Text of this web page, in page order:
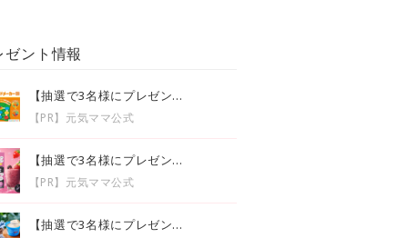
ゼント情報
【抽選で3名様にプレゼン...
【PR】元気ママ公式
【抽選で3名様にプレゼン...
【PR】元気ママ公式
【抽選で3名様にプレゼン...